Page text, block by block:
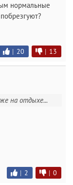
нормальные
| 20 | 13
на отдыхе...
| 2 | 0